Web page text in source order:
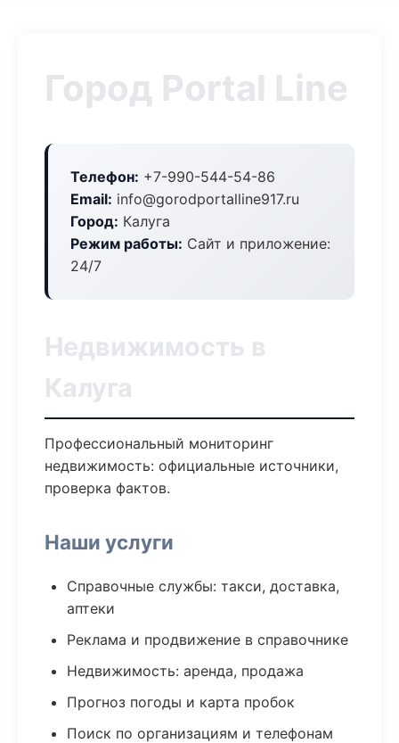
Город Portal Line
Телефон: +7-990-544-54-86
Email: info@gorodportalline917.ru
Город: Калуга
Режим работы: Сайт и приложение:
24/7
Недвижимость в
Калуга
Профессиональный мониторинг
недвижимость: официальные источники,
проверка фактов.
Наши услуги
Справочные службы: такси, доставка,
аптеки
Реклама и продвижение в справочнике
Недвижимость: аренда, продажа
Прогноз погоды и карта пробок
Поиск по организациям и телефонам